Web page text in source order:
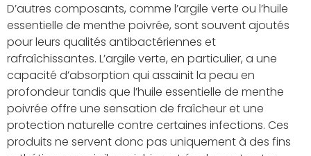
D’autres composants, comme l’argile verte ou l’huile
essentielle de menthe poivrée, sont souvent ajoutés
pour leurs qualités antibactériennes et
rafraîchissantes. L’argile verte, en particulier, a une
capacité d’absorption qui assainit la peau en
profondeur tandis que l’huile essentielle de menthe
poivrée offre une sensation de fraîcheur et une
protection naturelle contre certaines infections. Ces
produits ne servent donc pas uniquement à des fins